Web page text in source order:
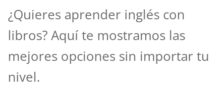
¿Quieres aprender inglés con
libros? Aquí te mostramos las
mejores opciones sin importar tu
nivel.